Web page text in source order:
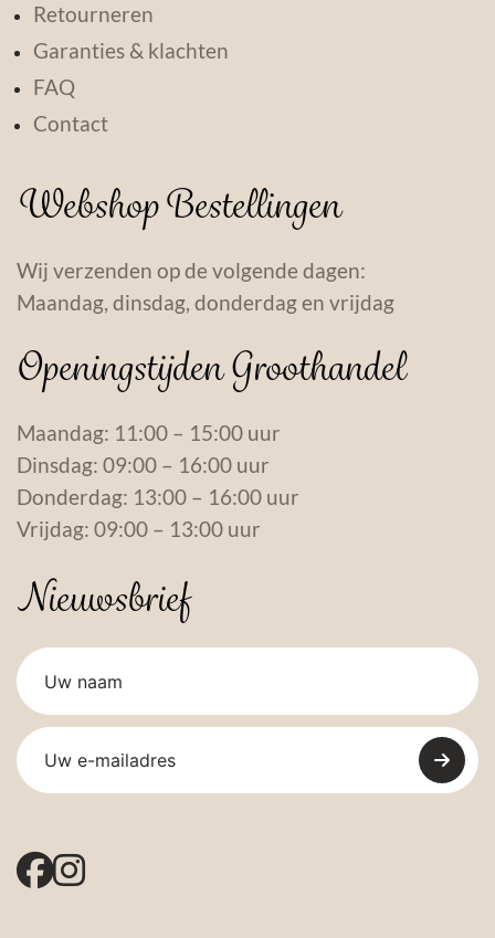
Retourneren
Garanties & klachten
FAQ
Contact
Webshop Bestellingen
Wij verzenden op de volgende dagen:
Maandag, dinsdag, donderdag en vrijdag
Openingstijden Groothandel
Maandag: 11:00 – 15:00 uur
Dinsdag: 09:00 – 16:00 uur
Donderdag: 13:00 – 16:00 uur
Vrijdag: 09:00 – 13:00 uur
Nieuwsbrief